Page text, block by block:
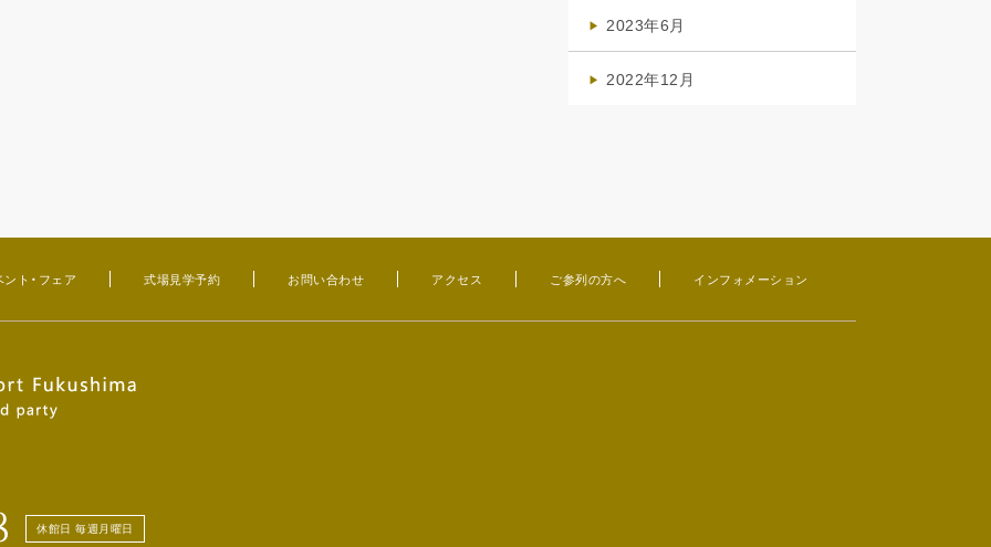
2023年6月
2022年12月
ント・フェア 式場見学予約 お問い合わせ アクセス ご参列の方へ インフォメーション
休館日 毎週月曜日